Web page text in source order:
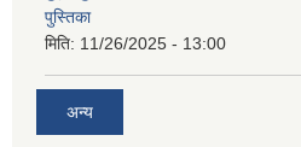
पुस्तिका
मिति: 11/26/2025 - 13:00
अन्य